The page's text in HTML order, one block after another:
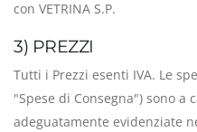
con VETRINA S.P.
3) PREZZI
Tutti i Prezzi esenti IVA. Le
"Spese di Consegna") sono a
adeguatamente evidenziate